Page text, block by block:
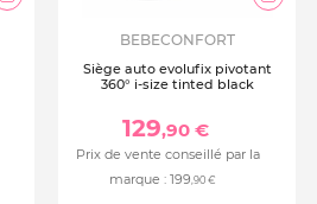
BEBECONFORT
Siège auto evolufix pivotant
360° i-size tinted black
129,90 €
Prix de vente conseillé par la
marque : 199,90 €